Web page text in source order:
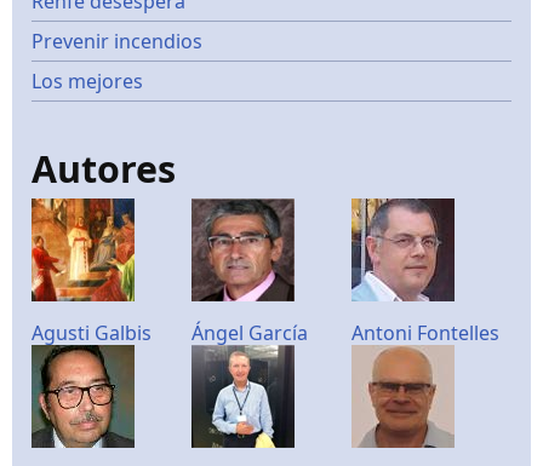
Prevenir incendios
Los mejores
Autores
Agusti Galbis Ángel García Antoni Fontelles